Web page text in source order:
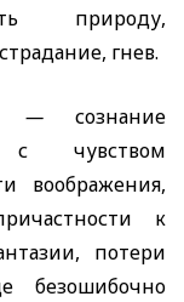
природу,
гнев.
— сознание
с чувством
воображения,
к
потери
безошибочно